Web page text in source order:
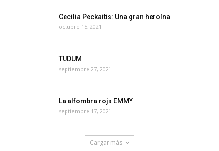
Cecilia Peckaitis: Una gran heroína
octubre 15, 2021
TUDUM
septiembre 27, 2021
La alfombra roja EMMY
septiembre 17, 2021
Cargar más